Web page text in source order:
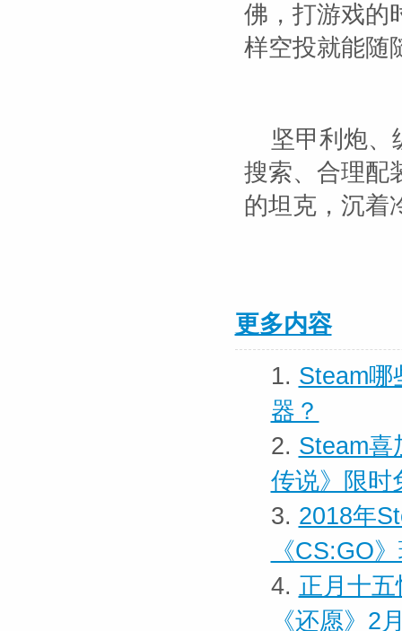
佛，打游戏的
样空投就能随
坚甲利炮、
搜索、合理配
的坦克，沉着
更多内容
1. Steam哪
器？
2. Steam喜
传说》限时
3. 2018年
《CS:GO
4. 正月十
《还愿》2